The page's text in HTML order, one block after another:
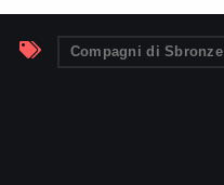
Compagni di Sbronze